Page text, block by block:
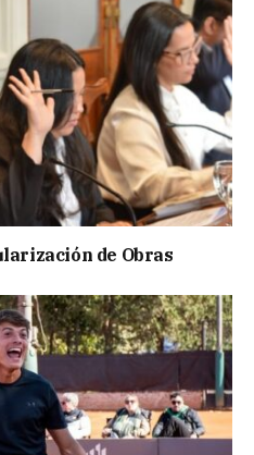
de Obras